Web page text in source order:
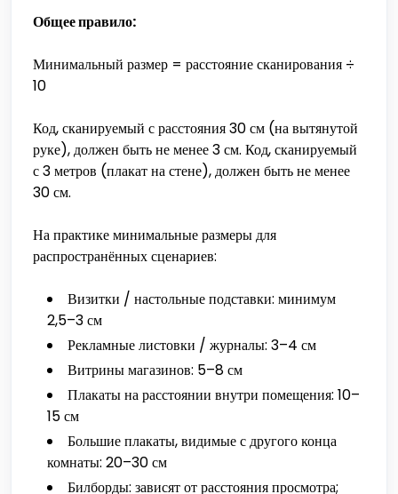
Общее правило:
Минимальный размер = расстояние сканирования ÷
10
Код, сканируемый с расстояния 30 см (на вытянутой
руке), должен быть не менее 3 см. Код, сканируемый
с 3 метров (плакат на стене), должен быть не менее
30 см.
На практике минимальные размеры для
распространённых сценариев:
Визитки / настольные подставки: минимум
2,5–3 см
Рекламные листовки / журналы: 3–4 см
Витрины магазинов: 5–8 см
Плакаты на расстоянии внутри помещения: 10–
15 см
Большие плакаты, видимые с другого конца
комнаты: 20–30 см
Билборды: зависят от расстояния просмотра;